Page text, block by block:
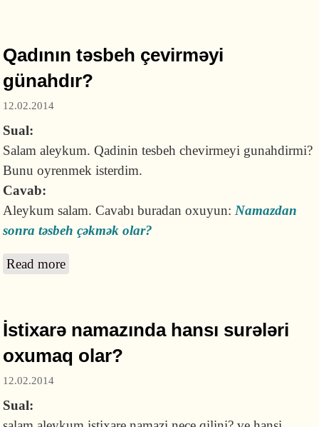
Qadının təsbeh çevirməyi
günahdır?
12.02.2014
Sual:
Salam aleykum. Qadinin tesbeh chevirmeyi gunahdirmi?
Bunu oyrenmek isterdim.
Cavab:
Aleykum salam. Cavabı buradan oxuyun: Namazdan
sonra təsbeh çəkmək olar?
Read more
İstixarə namazında hansı surələri
oxumaq olar?
12.02.2014
Sual: